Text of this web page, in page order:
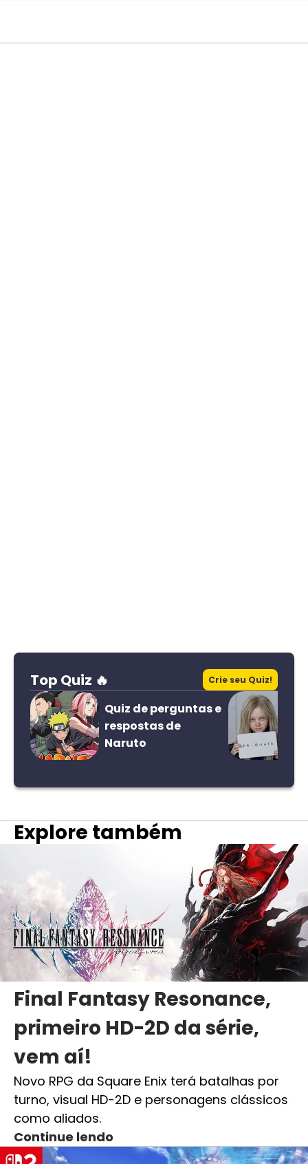
Top Quiz 🔥 Crie seu Quiz!
Quiz de perguntas e
respostas de
Naruto
Explore também
Final Fantasy Resonance,
primeiro HD-2D da série,
vem aí!
Novo RPG da Square Enix terá batalhas por
turno, visual HD-2D e personagens clássicos
como aliados.
Continue lendo